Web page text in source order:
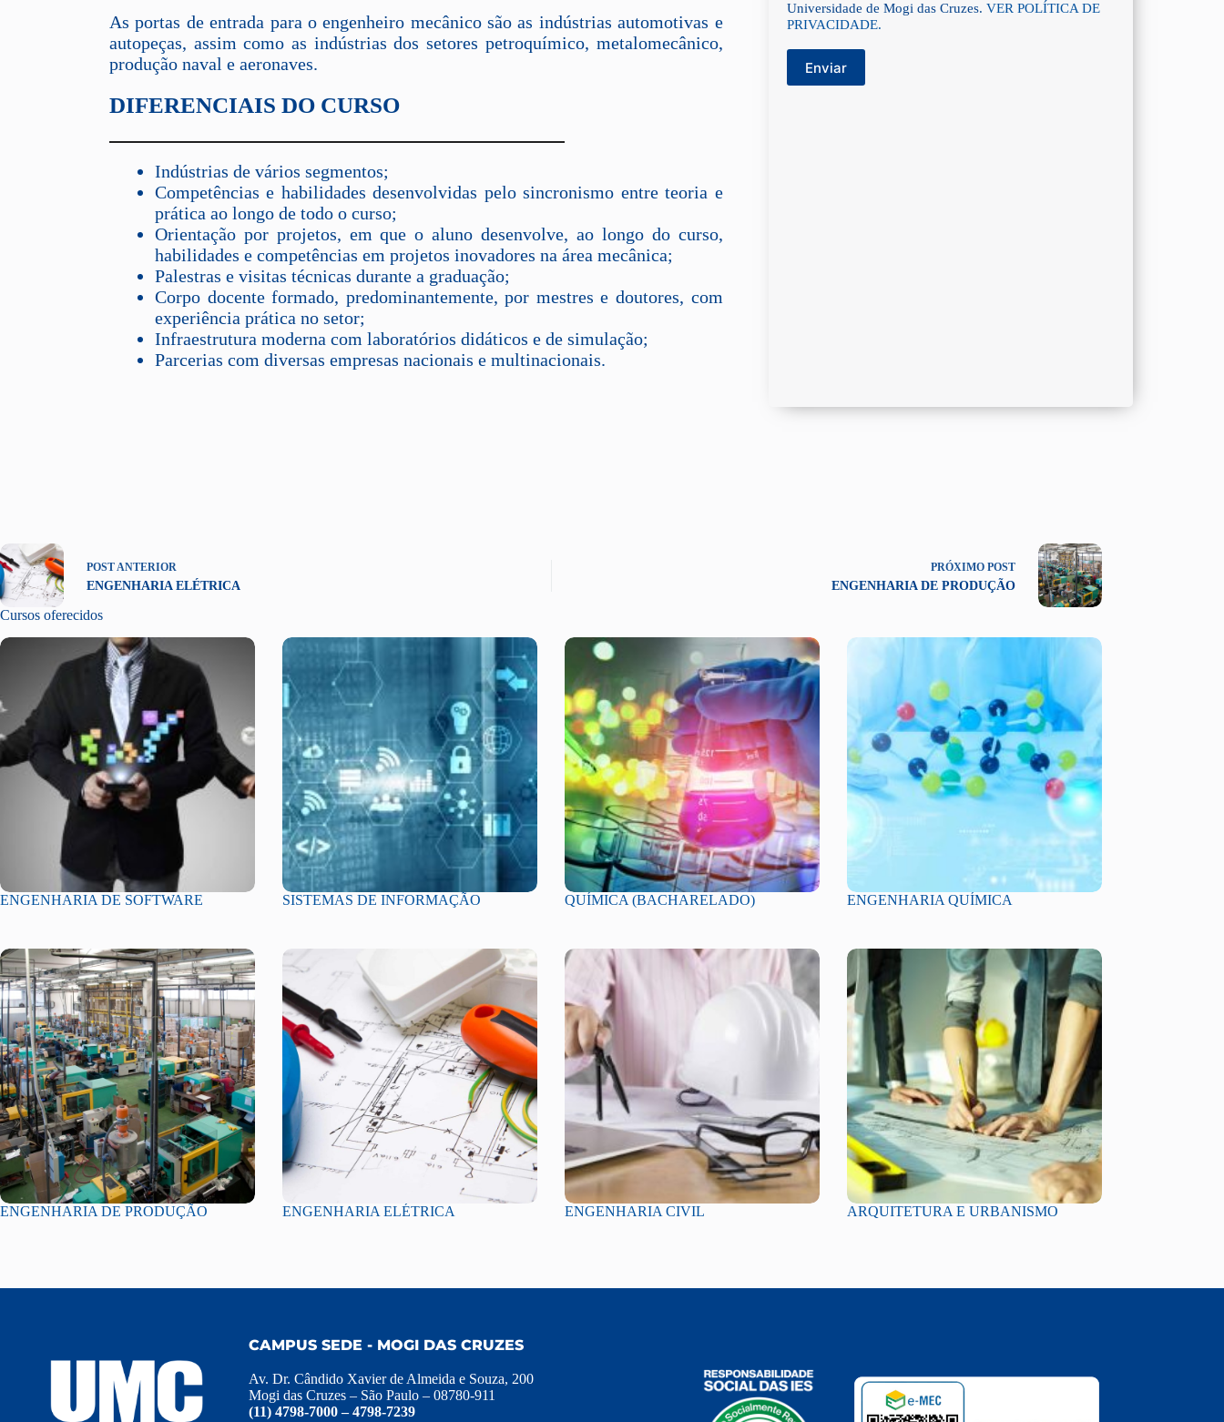
As portas de entrada para o engenheiro mecânico são as indústrias automotivas e
autopeças, assim como as indústrias dos setores petroquímico, metalomecânico,
produção naval e aeronaves.
DIFERENCIAIS DO CURSO
Indústrias de vários segmentos;
Competências e habilidades desenvolvidas pelo sincronismo entre teoria e
prática ao longo de todo o curso;
Orientação por projetos, em que o aluno desenvolve, ao longo do curso,
habilidades e competências em projetos inovadores na área mecânica;
Palestras e visitas técnicas durante a graduação;
Corpo docente formado, predominantemente, por mestres e doutores, com
experiência prática no setor;
Infraestrutura moderna com laboratórios didáticos e de simulação;
Parcerias com diversas empresas nacionais e multinacionais.
Universidade de Mogi das Cruzes. VER POLÍTICA DE
PRIVACIDADE.
Enviar
POST ANTERIOR
ENGENHARIA ELÉTRICA
PRÓXIMO POST
ENGENHARIA DE PRODUÇÃO
Cursos oferecidos
ENGENHARIA DE SOFTWARE SISTEMAS DE INFORMAÇÃO QUÍMICA (BACHARELADO) ENGENHARIA QUÍMICA
ENGENHARIA DE PRODUÇÃO ENGENHARIA ELÉTRICA ENGENHARIA CIVIL ARQUITETURA E URBANISMO
CAMPUS SEDE - MOGI DAS CRUZES
Av. Dr. Cândido Xavier de Almeida e Souza, 200
Mogi das Cruzes – São Paulo – 08780-911
(11) 4798-7000 – 4798-7239